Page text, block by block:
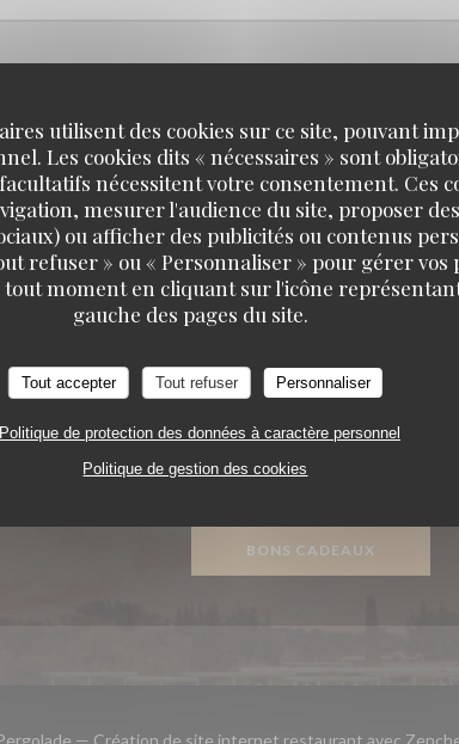
utilisent des cookies sur ce site, pouvant
Les cookies dits « nécessaires » sont
nécessitent votre consentement. Ces
mesurer l'audience du site, proposer
ou afficher des publicités ou contenus
refuser » ou « Personnaliser » pour gérer vos
moment en cliquant sur l'icône
gauche des pages du site.
Tout accepter Tout refuser Personnaliser
Politique de protection des données à caractère personnel
Politique de gestion des cookies
une nouvelle fenêtre))
((ouvre une nouvelle fenêtre))
RÉSERVATION
BONS CADEAUX
— Création de site internet restaurant avec